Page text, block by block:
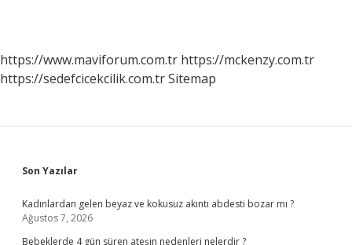
https://www.maviforum.com.tr https://mckenzy.com.tr
https://sedefcicekcilik.com.trSitemap
Sidebar
Son Yazılar
Kadınlardan gelen beyaz ve kokusuz akıntı abdesti bozar mı ?
Ağustos 7, 2026
Bebeklerde 4 gün süren ateşin nedenleri nelerdir ?